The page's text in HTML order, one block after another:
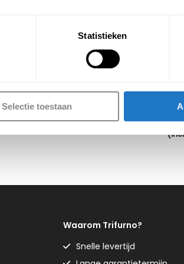
Statistieken
Selectie toestaan
Leren vergaderstoel Adapt
€219,00
(Incl. btw€264,99)
Waarom Trifurno?
Snelle levertijd